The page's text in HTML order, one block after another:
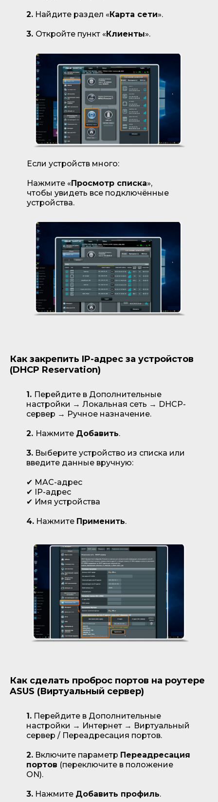
Если устройств много:
Нажмите «Просмотр списка»,
чтобы увидеть все подключённые
устройства.
2. Найдите раздел «Карта сети».
3. Откройте пункт «Клиенты».
Как закрепить IP-адрес за устройстов
(DHCP Reservation)
1. Перейдите в Дополнительные
настройки → Локальная сеть → DHCP-
сервер → Ручное назначение.
2. Нажмите Добавить.
3. Выберите устройство из списка или
введите данные вручную:
✔ MAC-адрес
✔ IP-адрес
✔ Имя устройства
4. Нажмите Применить.
Как сделать проброс портов на роутере
ASUS (Виртуальный сервер)
1. Перейдите в Дополнительные
настройки → Интернет → Виртуальный
сервер / Переадресация портов.
2. Включите параметр Переадресация
портов (переключите в положение
ON).
3. Нажмите Добавить профиль.